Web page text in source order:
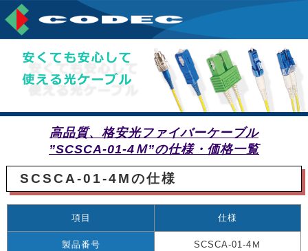
高品質、格安光ファイバーケーブル
”SCSCA-01-4Ｍ”の仕様・価格一覧
SCSCA-01-4Mの仕様
項目 仕様
製品番号 SCSCA-01-4Ｍ